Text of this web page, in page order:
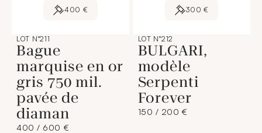
400 €
LOT N°211
Bague
marquise en or
gris 750 mil.
pavée de
diaman
400 / 600 €
300 €
LOT N°212
BULGARI,
modèle
Serpenti
Forever
150 / 200 €